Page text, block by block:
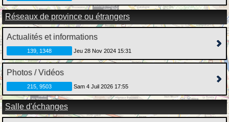
Réseaux de province ou étrangers
Actualités et informations
139, 1348 Jeu 28 Nov 2024 15:31
Photos / Vidéos
215, 9503 Sam 4 Juil 2026 17:55
Salle d'échanges